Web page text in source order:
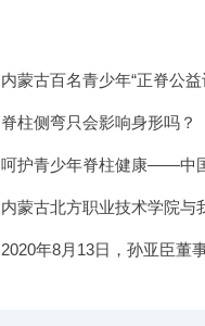
内蒙古百名青少年“正脊公
脊柱侧弯只会影响身形吗？
呵护青少年脊柱健康——中
内蒙古北方职业技术学院与
2020年8月13日，孙亚臣董